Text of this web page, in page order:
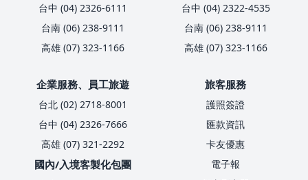
台中 (04) 2326-6111
台南 (06) 238-9111
高雄 (07) 323-1166
台中 (04) 2322-4535
台南 (06) 238-9111
高雄 (07) 323-1166
企業服務、員工旅遊
台北 (02) 2718-8001
台中 (04) 2326-7666
高雄 (07) 321-2292
國內/入境客製化包團
旅客服務
護照簽證
匯款資訊
卡友優惠
電子報